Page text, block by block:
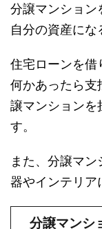
分譲マンション
自分の資産にな
住宅ローンを借
何かあったら支
譲マンションを
す。
また、分譲マ
器やインテリア
分譲マンシ